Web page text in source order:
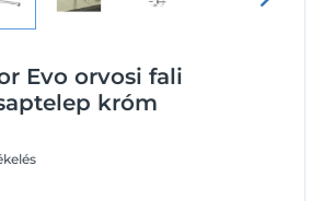
Evo orvosi fali
króm